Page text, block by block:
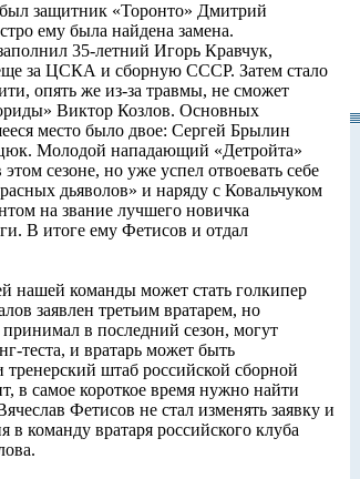
защитник «Торонто» Дмитрий
ему была найдена замена.
35-летний Игорь Кравчук,
за ЦСКА и сборную СССР. Затем стало
опять же из-за травмы, не сможет
Виктор Козлов. Основных
место было двое: Сергей Брылин
Молодой нападающий «Детройта»
сезоне, но уже успел отвоевать себе
дьяволов» и наряду с Ковальчуком
на звание лучшего новичка
В итоге ему Фетисов и отдал
нашей команды может стать голкипер
заявлен третьим вратарем, но
в последний сезон, могут
теста, и вратарь может быть
штаб российской сборной
в самое короткое время нужно найти
Фетисов не стал изменять заявку и
в команду вратаря российского клуба